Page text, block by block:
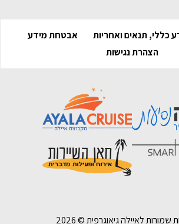
כללי, תנאים ואחריות
אבטחת מידע
הצהרת נגישות
שמורות לאיילה גיאוגרפית ©2026